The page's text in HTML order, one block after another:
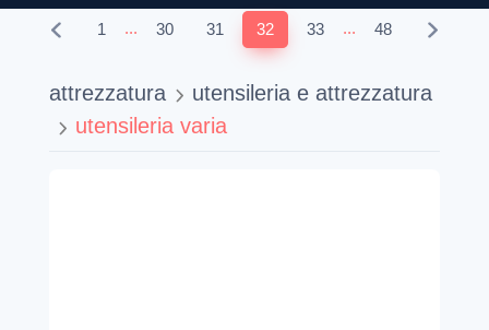
1 ... 30 31 32 33 ... 48
attrezzatura
utensileria e attrezzatura
utensileria varia